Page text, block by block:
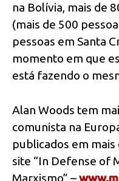
na Bolívia, mais de
(mais de 500
pessoas em Santa
momento em que
está fazendo o
Alan Woods tem
comunista na
publicados em
site “In Defense of
Marxismo” –